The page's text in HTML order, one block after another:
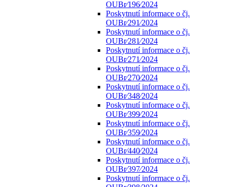
OUBr⁄196⁄2024
Poskytnutí informace o čj.
OUBr⁄291⁄2024
Poskytnutí informace o čj.
OUBr⁄281⁄2024
Poskytnutí informace o čj.
OUBr⁄271⁄2024
Poskytnutí informace o čj.
OUBr⁄270⁄2024
Poskytnutí informace o čj.
OUBr⁄348⁄2024
Poskytnutí informace o čj.
OUBr⁄399⁄2024
Poskytnutí informace o čj.
OUBr⁄359⁄2024
Poskytnutí informace o čj.
OUBr⁄440⁄2024
Poskytnutí informace o čj.
OUBr⁄397⁄2024
Poskytnutí informace o čj.